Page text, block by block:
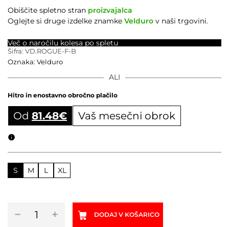
ALI
Hitro in enostavno obročno plačilo
Od 81.48€ Vaš mesečni obrok
S M L XL
−
VELDURO
+ DODAJ V KOŠARICO
Obiščite spletno stran proizvajalca
Oglejte si druge izdelke znamke Velduro v naši trgovini.
Šifra: VD.ROGUE-F-B
Oznaka: Velduro
Več o naročilu kolesa po spletu